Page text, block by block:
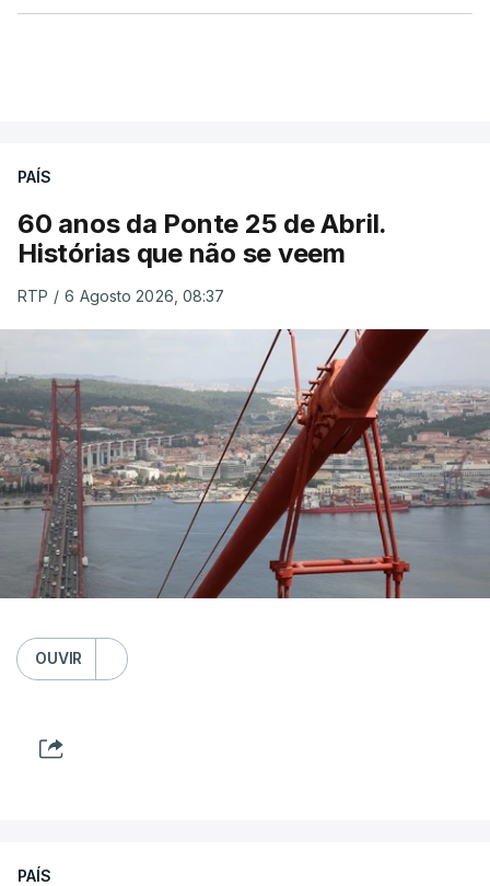
PAÍS
60 anos da Ponte 25 de Abril.
Histórias que não se veem
RTP / 6 Agosto 2026, 08:37
OUVIR
PAÍS